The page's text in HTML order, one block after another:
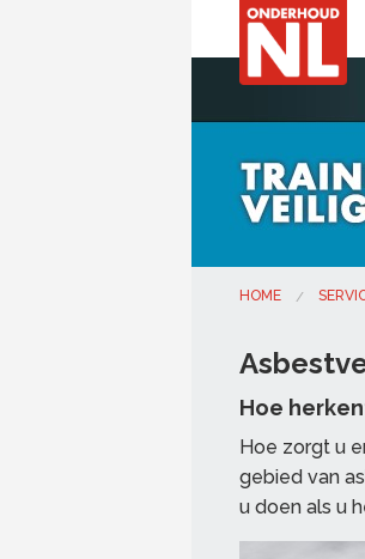
HOME
Hoe
Hoe zorgt u
gebied van
u doen als u